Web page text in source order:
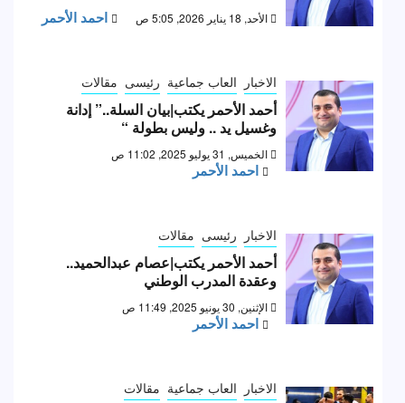
الأحد, 18 يناير 2026, 5:05 ص احمد الأحمر
الاخبار العاب جماعية رئيسى مقالات
أحمد الأحمر يكتب|بيان السلة..” إدانة
وغسيل يد .. وليس بطولة “
الخميس, 31 يوليو 2025, 11:02 ص
احمد الأحمر
الاخبار رئيسى مقالات
أحمد الأحمر يكتب|عصام عبدالحميد..
وعقدة المدرب الوطني
الإثنين, 30 يونيو 2025, 11:49 ص
احمد الأحمر
الاخبار العاب جماعية مقالات